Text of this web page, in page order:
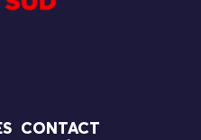
CONTACT